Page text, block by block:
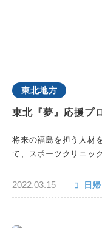
東北地方
東北『夢』応援プ
将来の福島を担う人材
て、スポーツクリニッ
2022.03.15 日